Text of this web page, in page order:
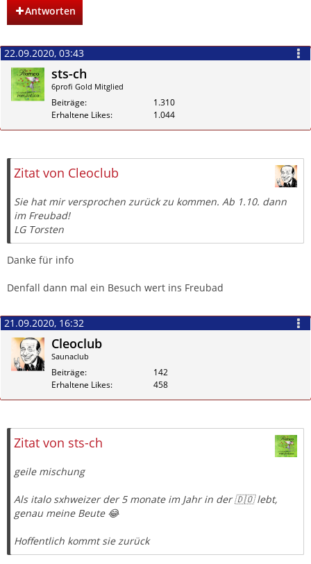
Antworten
22.09.2020, 03:43
sts-ch
6profi Gold Mitglied
Beiträge
1.310
Erhaltene Likes
1.044
Zitat von Cleoclub
Sie hat mir versprochen zurück zu kommen. Ab 1.10. dann
im Freubad!
LG Torsten
Danke für info
Denfall dann mal ein Besuch wert ins Freubad
Zitieren
21.09.2020, 16:32
Cleoclub
Saunaclub
Beiträge
142
Erhaltene Likes
458
Zitat von sts-ch
geile mischung
Als italo sxhweizer der 5 monate im Jahr in der 🇩🇴 lebt,
genau meine Beute 😂
Hoffentlich kommt sie zurück
Zitieren